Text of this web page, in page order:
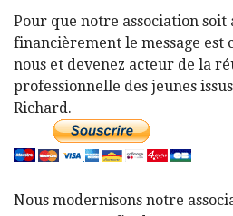
Pour que notre association soit
financièrement le message est
nous et devenez acteur de la
professionnelle des jeunes
Richard.
Nous modernisons notre